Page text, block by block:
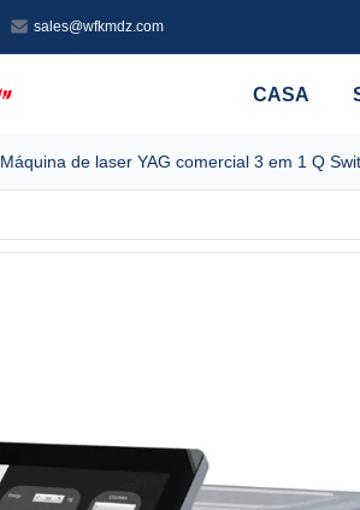
sales@wfkmdz.com
CASA
Máquina de laser YAG comercial 3 em 1 Q